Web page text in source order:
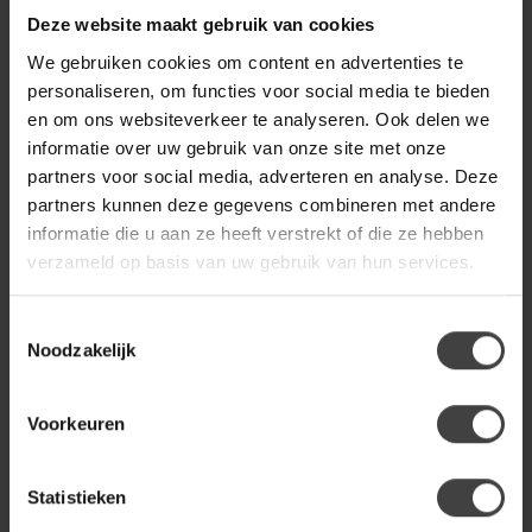
Deze website maakt gebruik van cookies
We gebruiken cookies om content en advertenties te
personaliseren, om functies voor social media te bieden
en om ons websiteverkeer te analyseren. Ook delen we
informatie over uw gebruik van onze site met onze
partners voor social media, adverteren en analyse. Deze
partners kunnen deze gegevens combineren met andere
informatie die u aan ze heeft verstrekt of die ze hebben
verzameld op basis van uw gebruik van hun services.
Noodzakelijk
Voorkeuren
Statistieken
50x15x50 cm BUBIO creme
LIGHT EN LIVING
Light en Living Vaas deco
30x13x31,5 cm BUBIO crème €39,80
PTMD Wandornament Wiktor
Wit MDF rond swirl carved L
€329,00
€299,00
Heb je een vraag over dit product?
op met onze klantenservice
info@dewoonwinkel.nlof
+31
224 850 926